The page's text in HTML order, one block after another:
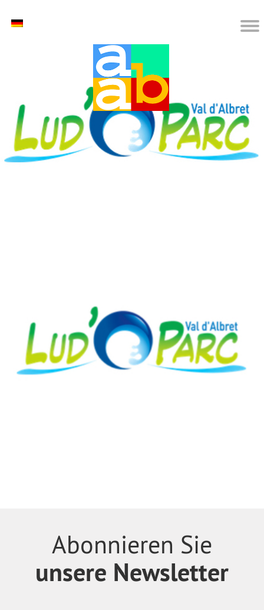
Abonnieren Sie
unsere Newsletter